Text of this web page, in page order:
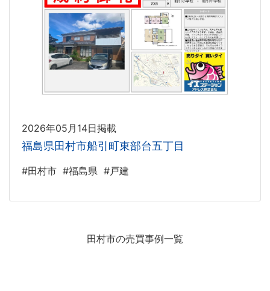
2026年05月14日掲載
福島県田村市船引町東部台五丁目
#田村市 #福島県 #戸建
田村市の売買事例一覧